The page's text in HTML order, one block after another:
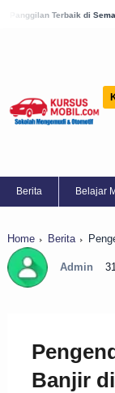
di Semarang yang
Berita Belajar
Home Berita
Admin
Banjir